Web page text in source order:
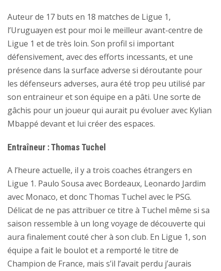
Auteur de 17 buts en 18 matches de Ligue 1,
l’Uruguayen est pour moi le meilleur avant-centre de
Ligue 1 et de très loin. Son profil si important
défensivement, avec des efforts incessants, et une
présence dans la surface adverse si déroutante pour
les défenseurs adverses, aura été trop peu utilisé par
son entraineur et son équipe en a pâti. Une sorte de
gâchis pour un joueur qui aurait pu évoluer avec Kylian
Mbappé devant et lui créer des espaces.
Entraîneur : Thomas Tuchel
A l’heure actuelle, il y a trois coaches étrangers en
Ligue 1. Paulo Sousa avec Bordeaux, Leonardo Jardim
avec Monaco, et donc Thomas Tuchel avec le PSG.
Délicat de ne pas attribuer ce titre à Tuchel même si sa
saison ressemble à un long voyage de découverte qui
aura finalement couté cher à son club. En Ligue 1, son
équipe a fait le boulot et a remporté le titre de
Champion de France, mais s’il l’avait perdu j’aurais